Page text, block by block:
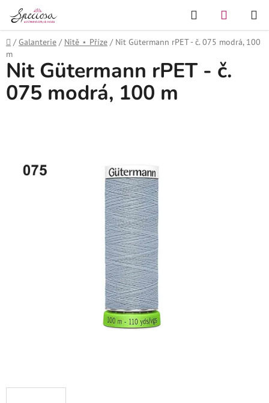
obsah
Hledat
KOŠÍK
Domů
/ Galanterie / Nitě ⋆ Příze / Nit Gütermann rPET - č. 075 modrá, 100
m
Nit Gütermann rPET - č.
075 modrá, 100 m